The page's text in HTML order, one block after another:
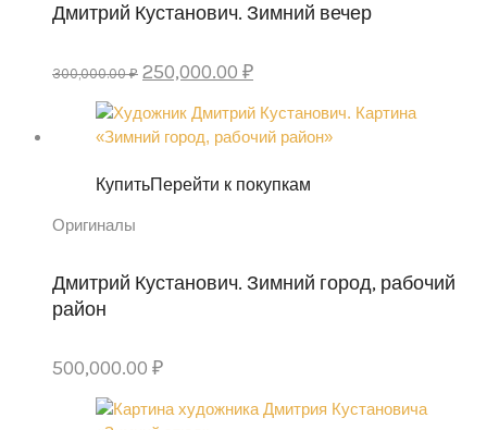
Дмитрий Кустанович. Зимний вечер
300,000.00 ₽ Original
was:
300,000.00 ₽.
250,000.00 ₽Current
is:
250,000.00 ₽.
КупитьПерейти к покупкам
Оригиналы
Дмитрий Кустанович. Зимний город, рабочий
район
500,000.00 ₽